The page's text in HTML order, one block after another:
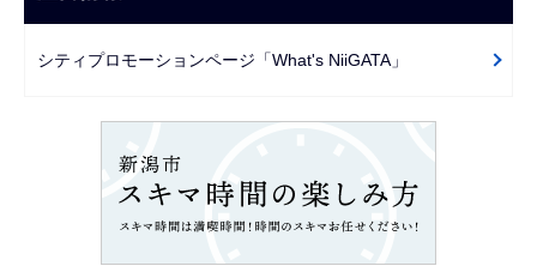
で
ーシティプロモーションページ「What's NiiGATA」